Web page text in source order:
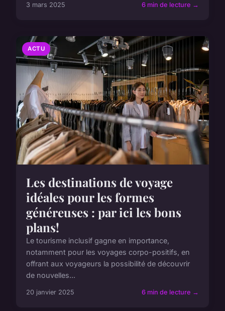
3 mars 2025 6 min de lecture →
ACTU
Les destinations de voyage
idéales pour les formes
généreuses : par ici les bons
plans!
Le tourisme inclusif gagne en importance,
notamment pour les voyages corpo-positifs, en
offrant aux voyageurs la possibilité de découvrir
de nouvelles...
20 janvier 2025 6 min de lecture →